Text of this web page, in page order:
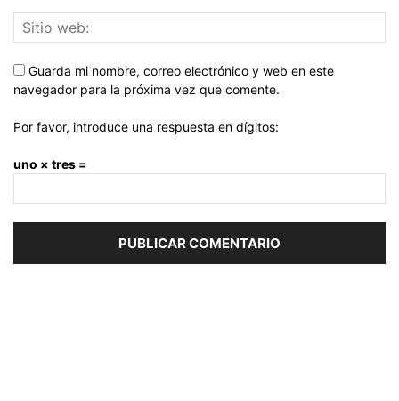
Guarda mi nombre, correo electrónico y web en este
navegador para la próxima vez que comente.
Por favor, introduce una respuesta en dígitos:
uno × tres =